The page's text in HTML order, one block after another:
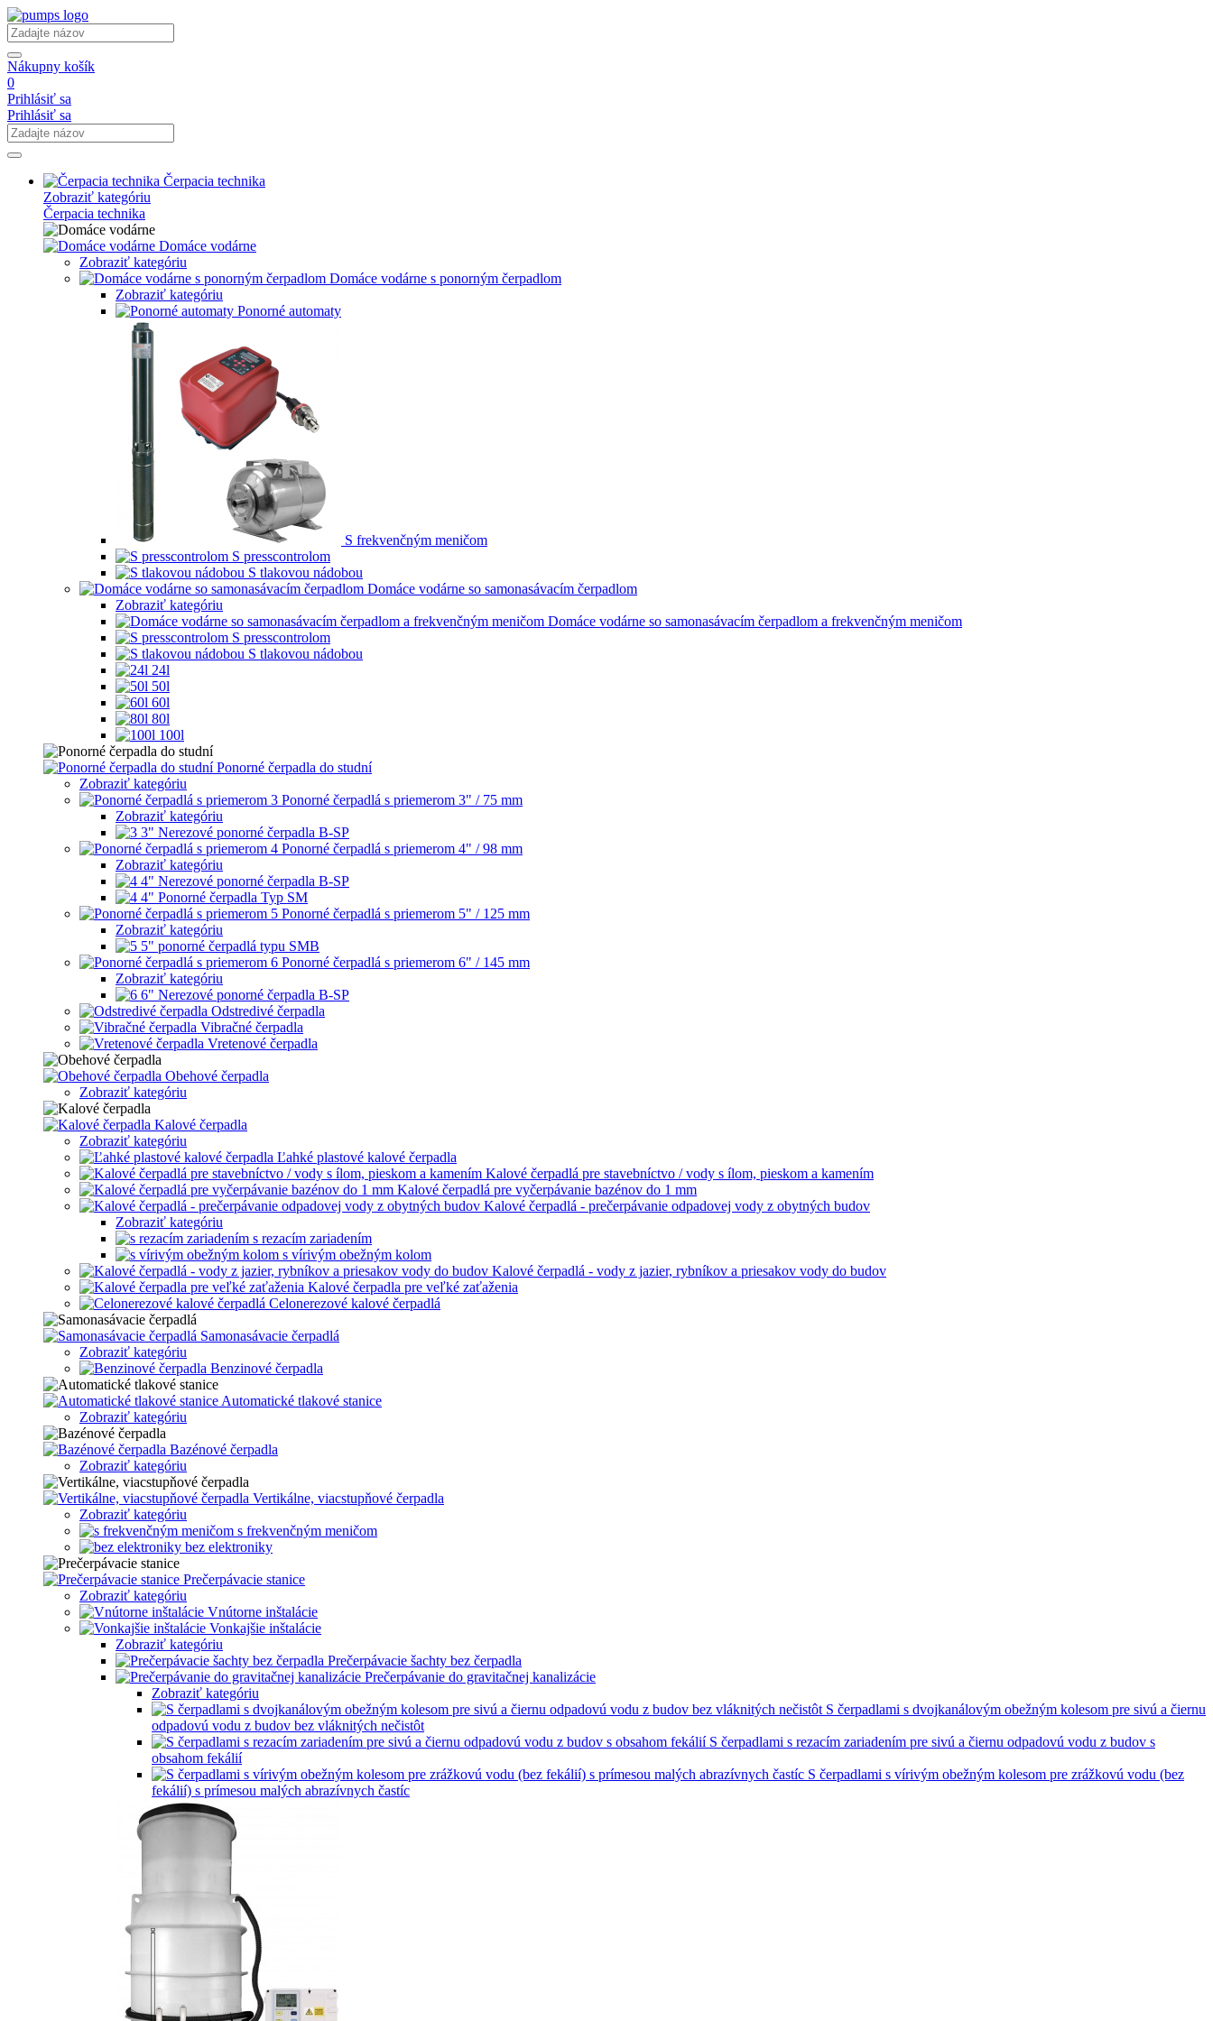
Nákupny košík
0
Prihlásiť sa
Prihlásiť sa
Čerpacia technika
Zobraziť kategóriu
Čerpacia technika
Domáce vodárne
Zobraziť kategóriu
Domáce vodárne s ponorným čerpadlom
Zobraziť kategóriu
Ponorné automaty
S frekvenčným meničom
S presscontrolom
S tlakovou nádobou
Domáce vodárne so samonasávacím čerpadlom
Zobraziť kategóriu
Domáce vodárne so samonasávacím čerpadlom a frekvenčným meničom
S presscontrolom
S tlakovou nádobou
24l
50l
60l
80l
100l
Ponorné čerpadla do studní
Zobraziť kategóriu
Ponorné čerpadlá s priemerom 3" / 75 mm
Zobraziť kategóriu
3" Nerezové ponorné čerpadla B-SP
Ponorné čerpadlá s priemerom 4" / 98 mm
Zobraziť kategóriu
4" Nerezové ponorné čerpadla B-SP
4" Ponorné čerpadla Typ SM
Ponorné čerpadlá s priemerom 5" / 125 mm
Zobraziť kategóriu
5" ponorné čerpadlá typu SMB
Ponorné čerpadlá s priemerom 6" / 145 mm
Zobraziť kategóriu
6" Nerezové ponorné čerpadla B-SP
Odstredivé čerpadla
Vibračné čerpadla
Vretenové čerpadla
Obehové čerpadla
Zobraziť kategóriu
Kalové čerpadla
Zobraziť kategóriu
Ľahké plastové kalové čerpadla
Kalové čerpadlá pre stavebníctvo / vody s ílom, pieskom a kamením
Kalové čerpadlá pre vyčerpávanie bazénov do 1 mm
Kalové čerpadlá - prečerpávanie odpadovej vody z obytných budov
Zobraziť kategóriu
s rezacím zariadením
s vírivým obežným kolom
Kalové čerpadlá - vody z jazier, rybníkov a priesakov vody do budov
Kalové čerpadla pre veľké zaťaženia
Celonerezové kalové čerpadlá
Samonasávacie čerpadlá
Zobraziť kategóriu
Benzinové čerpadla
Automatické tlakové stanice
Zobraziť kategóriu
Bazénové čerpadla
Zobraziť kategóriu
Vertikálne, viacstupňové čerpadla
Zobraziť kategóriu
s frekvenčným meničom
bez elektroniky
Prečerpávacie stanice
Zobraziť kategóriu
Vnútorne inštalácie
Vonkajšie inštalácie
Zobraziť kategóriu
Prečerpávacie šachty bez čerpadla
Prečerpávanie do gravitačnej kanalizácie
Zobraziť kategóriu
S čerpadlami s dvojkanálovým obežným kolesom pre sivú a čiernu
odpadovú vodu z budov bez vláknitých nečistôt
S čerpadlami s rezacím zariadením pre sivú a čiernu odpadovú vodu z budov s
obsahom fekálií
S čerpadlami s vírivým obežným kolesom pre zrážkovú vodu (bez
fekálií) s prímesou malých abrazívnych častíc